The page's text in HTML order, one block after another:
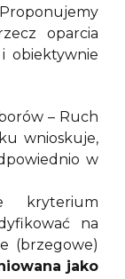
oparcia
obiektywnie
– Ruch
wnioskuje,
w
kryterium
na
(brzegowe)
jako